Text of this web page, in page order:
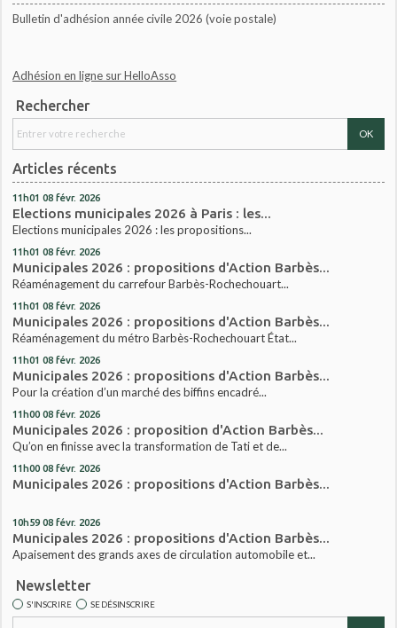
Bulletin d'adhésion année civile 2026 (voie postale)
Adhésion en ligne sur HelloAsso
Rechercher
Articles récents
11h01 08 févr. 2026
Elections municipales 2026 à Paris : les...
Elections municipales 2026 : les propositions...
11h01 08 févr. 2026
Municipales 2026 : propositions d'Action Barbès...
Réaménagement du carrefour Barbès-Rochechouart...
11h01 08 févr. 2026
Municipales 2026 : propositions d'Action Barbès...
Réaménagement du métro Barbès-Rochechouart État...
11h01 08 févr. 2026
Municipales 2026 : propositions d'Action Barbès...
Pour la création d’un marché des biffins encadré...
11h00 08 févr. 2026
Municipales 2026 : proposition d'Action Barbès...
Qu’on en finisse avec la transformation de Tati et de...
11h00 08 févr. 2026
Municipales 2026 : propositions d'Action Barbès...
10h59 08 févr. 2026
Municipales 2026 : propositions d'Action Barbès...
Apaisement des grands axes de circulation automobile et...
Newsletter
S'INSCRIRE SE DÉSINSCRIRE